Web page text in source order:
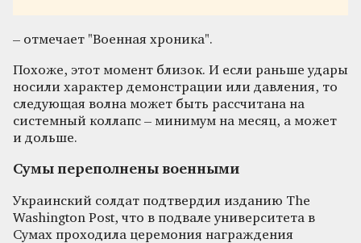
– отмечает "Военная хроника".
Похоже, этот момент близок. И если раньше удары
носили характер демонстрации или давления, то
следующая волна может быть рассчитана на
системный коллапс – минимум на месяц, а может
и дольше.
Сумы переполнены военными
Украинский солдат подтвердил изданию The
Washington Post, что в подвале университета в
Сумах проходила церемония награждения